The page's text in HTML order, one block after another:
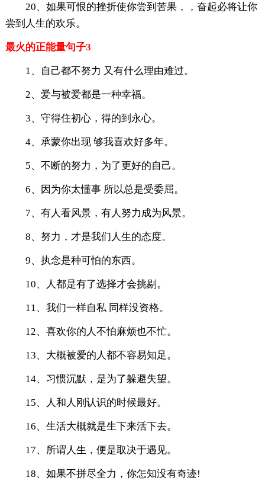
20、如果可恨的挫折使你尝到苦果，，奋起必将让你
尝到人生的欢乐。
最火的正能量句子3
1、自己都不努力 又有什么理由难过。
2、爱与被爱都是一种幸福。
3、守得住初心，得的到永心。
4、承蒙你出现 够我喜欢好多年。
5、不断的努力，为了更好的自己。
6、因为你太懂事 所以总是受委屈。
7、有人看风景，有人努力成为风景。
8、努力，才是我们人生的态度。
9、执念是种可怕的东西。
10、人都是有了选择才会挑剔。
11、我们一样自私 同样没资格。
12、喜欢你的人不怕麻烦也不忙。
13、大概被爱的人都不容易知足。
14、习惯沉默，是为了躲避失望。
15、人和人刚认识的时候最好。
16、生活大概就是生下来活下去。
17、所谓人生，便是取决于遇见。
18、如果不拼尽全力，你怎知没有奇迹!